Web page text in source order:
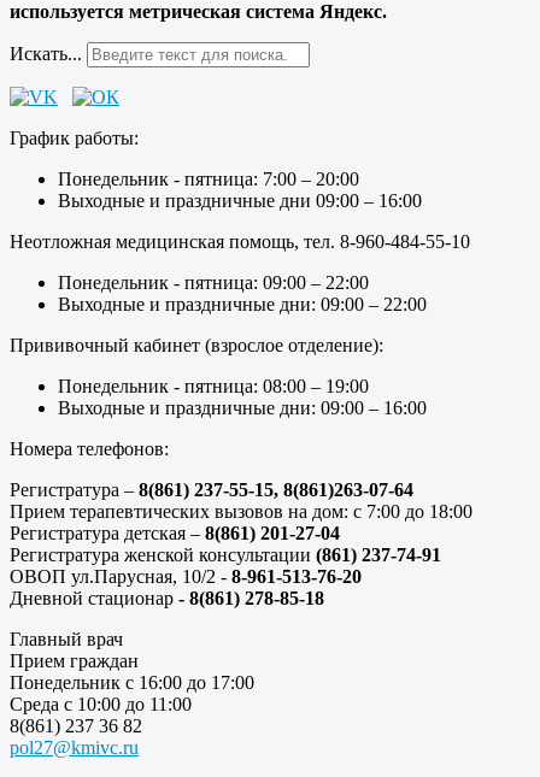
используется метрическая система Яндекс.
Искать...
График работы:
Понедельник - пятница: 7:00 – 20:00
Выходные и праздничные дни 09:00 – 16:00
Неотложная медицинская помощь, тел. 8-960-484-55-10
Понедельник - пятница: 09:00 – 22:00
Выходные и праздничные дни: 09:00 – 22:00
Прививочный кабинет (взрослое отделение):
Понедельник - пятница: 08:00 – 19:00
Выходные и праздничные дни: 09:00 – 16:00
Номера телефонов:
Регистратура – 8(861) 237-55-15, 8(861)263-07-64
Прием терапевтических вызовов на дом: с 7:00 до 18:00
Регистратура детская – 8(861) 201-27-04
Регистратура женской консультации (861) 237-74-91
ОВОП ул.Парусная, 10/2 - 8-961-513-76-20
Дневной стационар - 8(861) 278-85-18
Главный врач
Прием граждан
Понедельник с 16:00 до 17:00
Среда с 10:00 до 11:00
8(861) 237 36 82
pol27@kmivc.ru